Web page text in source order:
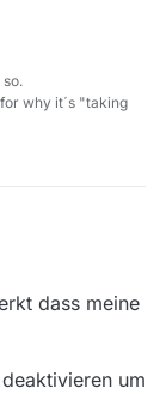
why it´s "taking
dass meine
um